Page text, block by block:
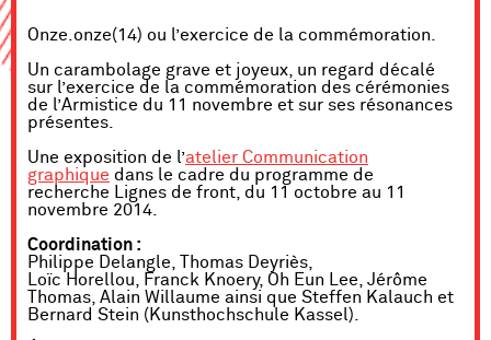
Onze.onze(14) ou l’exercice de la commémoration.
Un carambolage grave et joyeux, un regard décalé
sur l’exercice de la commémoration des cérémonies
de l’Armistice du 11 novembre et sur ses résonances
présentes.
Une exposition de l’atelier Communication
graphique dans le cadre du programme de
recherche Lignes de front, du 11 octobre au 11
novembre 2014.
Coordination :
Philippe Delangle, Thomas Deyriès,
Loïc Horellou, Franck Knoery, Oh Eun Lee, Jérôme
Thomas, Alain Willaume ainsi que Steffen Kalauch et
Bernard Stein (Kunsthochschule Kassel).